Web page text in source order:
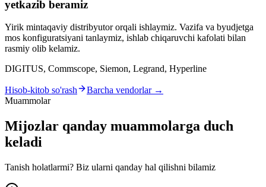
yetkazib beramiz
Yirik mintaqaviy distribyutor orqali ishlaymiz. Vazifa va byudjetga
mos konfiguratsiyani tanlaymiz, ishlab chiqaruvchi kafolati bilan
rasmiy olib kelamiz.
DIGITUS, Commscope, Siemon, Legrand, Hyperline
Hisob-kitob so'rash
Barcha vendorlar →
Muammolar
Mijozlar qanday muammolarga duch
keladi
Tanish holatlarmi? Biz ularni qanday hal qilishni bilamiz